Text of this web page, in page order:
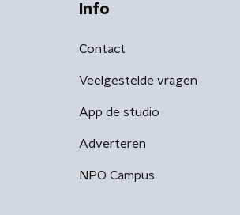
Info
Contact
Veelgestelde vragen
App de studio
Adverteren
NPO Campus